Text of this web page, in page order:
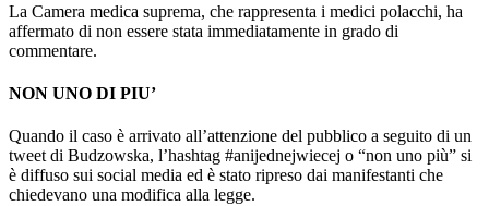
La Camera medica suprema, che rappresenta i medici polacchi, ha
affermato di non essere stata immediatamente in grado di
commentare.
NON UNO DI PIU’
Quando il caso è arrivato all’attenzione del pubblico a seguito di un
tweet di Budzowska, l’hashtag #anijednejwiecej o “non uno più” si
è diffuso sui social media ed è stato ripreso dai manifestanti che
chiedevano una modifica alla legge.